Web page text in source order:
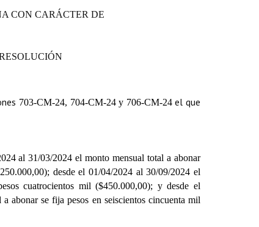
CON CARÁCTER DE
703-CM-24, 704-CM-24 y 706-CM-24el que
al 31/03/2024 el monto mensual total a abonar
desde el 01/04/2024 al 30/09/2024 el
cuatrocientos mil ($450.000,00); y desde el
abonar se fija pesos en seiscientos cincuenta mil